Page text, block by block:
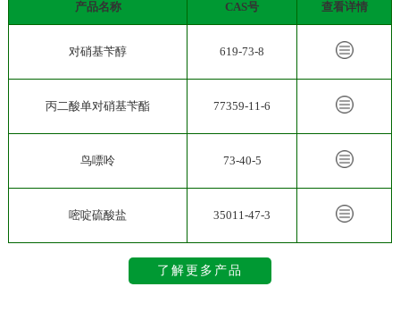
产品名称 CAS号 查看详情
对硝基苄醇 619-73-8
丙二酸单对硝基苄酯 77359-11-6
鸟嘌呤 73-40-5
嘧啶硫酸盐 35011-47-3
了解更多产品